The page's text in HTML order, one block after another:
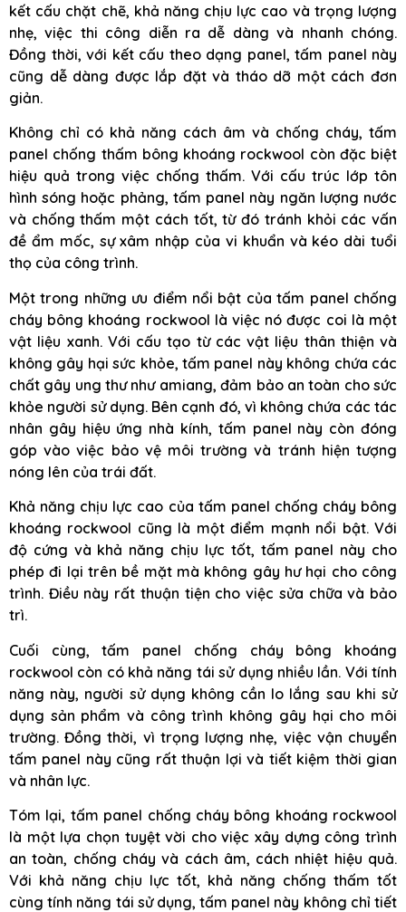
kết cấu chặt chẽ, khả năng chịu lực cao và trọng lượng
nhẹ, việc thi công diễn ra dễ dàng và nhanh chóng.
Đồng thời, với kết cấu theo dạng panel, tấm panel này
cũng dễ dàng được lắp đặt và tháo dỡ một cách đơn
giản.
Không chỉ có khả năng cách âm và chống cháy, tấm
panel chống thấm bông khoáng rockwool còn đặc biệt
hiệu quả trong việc chống thấm. Với cấu trúc lớp tôn
hình sóng hoặc phảng, tấm panel này ngăn lượng nước
và chống thấm một cách tốt, từ đó tránh khỏi các vấn
đề ẩm mốc, sự xâm nhập của vi khuẩn và kéo dài tuổi
thọ của công trình.
Một trong những ưu điểm nổi bật của tấm panel chống
cháy bông khoáng rockwool là việc nó được coi là một
vật liệu xanh. Với cấu tạo từ các vật liệu thân thiện và
không gây hại sức khỏe, tấm panel này không chứa các
chất gây ung thư như amiang, đảm bảo an toàn cho sức
khỏe người sử dụng. Bên cạnh đó, vì không chứa các tác
nhân gây hiệu ứng nhà kính, tấm panel này còn đóng
góp vào việc bảo vệ môi trường và tránh hiện tượng
nóng lên của trái đất.
Khả năng chịu lực cao của tấm panel chống cháy bông
khoáng rockwool cũng là một điểm mạnh nổi bật. Với
độ cứng và khả năng chịu lực tốt, tấm panel này cho
phép đi lại trên bề mặt mà không gây hư hại cho công
trình. Điều này rất thuận tiện cho việc sửa chữa và bảo
trì.
Cuối cùng, tấm panel chống cháy bông khoáng
rockwool còn có khả năng tái sử dụng nhiều lần. Với tính
năng này, người sử dụng không cần lo lắng sau khi sử
dụng sản phẩm và công trình không gây hại cho môi
trường. Đồng thời, vì trọng lượng nhẹ, việc vận chuyển
tấm panel này cũng rất thuận lợi và tiết kiệm thời gian
và nhân lực.
Tóm lại, tấm panel chống cháy bông khoáng rockwool
là một lựa chọn tuyệt vời cho việc xây dựng công trình
an toàn, chống cháy và cách âm, cách nhiệt hiệu quả.
Với khả năng chịu lực tốt, khả năng chống thấm tốt
cùng tính năng tái sử dụng, tấm panel này không chỉ tiết